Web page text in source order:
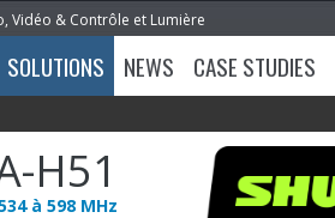
Vidéo & Contrôle et Lumière
SOLUTIONS NEWS CASE STUDIES
H51
à 598 MHz